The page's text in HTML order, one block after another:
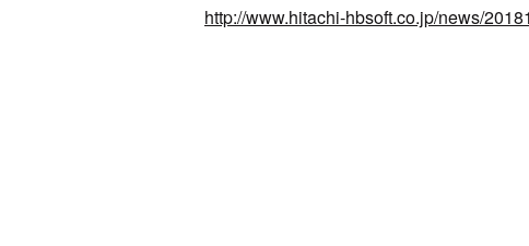
http://www.hitachi-hbsoft.co.jp/news/